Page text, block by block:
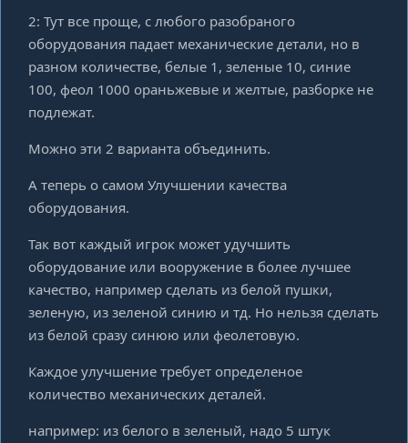
2: Тут все проще, с любого разобраного
оборудования падает механические детали, но в
разном количестве, белые 1, зеленые 10, синие
100, феол 1000 ораньжевые и желтые, разборке не
подлежат.
Можно эти 2 варианта объединить.
А теперь о самом Улучшении качества
оборудования.
Так вот каждый игрок может удучшить
оборудование или вооружение в более лучшее
качество, например сделать из белой пушки,
зеленую, из зеленой синию и тд. Но нельзя сделать
из белой сразу синюю или феолетовую.
Каждое улучшение требует определеное
количество механических деталей.
например: из белого в зеленый, надо 5 штук